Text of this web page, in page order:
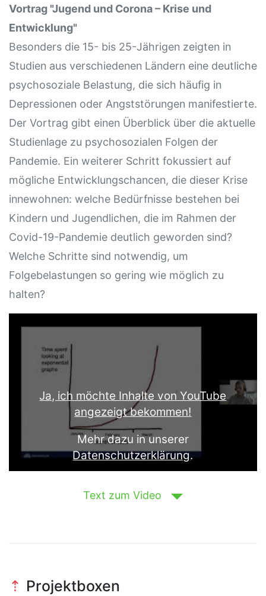
Vortrag "Jugend und Corona – Krise und
Entwicklung"
Besonders die 15- bis 25-Jährigen zeigten in
Studien aus verschiedenen Ländern eine deutliche
psychosoziale Belastung, die sich häufig in
Depressionen oder Angststörungen manifestierte.
Der Vortrag gibt einen Überblick über die aktuelle
Studienlage zu psychosozialen Folgen der
Pandemie. Ein weiterer Schritt fokussiert auf
mögliche Entwicklungschancen, die dieser Krise
innewohnen: welche Bedürfnisse bestehen bei
Kindern und Jugendlichen, die im Rahmen der
Covid-19-Pandemie deutlich geworden sind?
Welche Schritte sind notwendig, um
Folgebelastungen so gering wie möglich zu
halten?
Text zum Video
Projektboxen